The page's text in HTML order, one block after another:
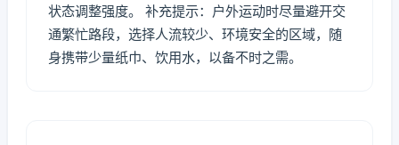
状态调整强度。 补充提示：户外运动时尽量避开交
通繁忙路段，选择人流较少、环境安全的区域，随
身携带少量纸巾、饮用水，以备不时之需。